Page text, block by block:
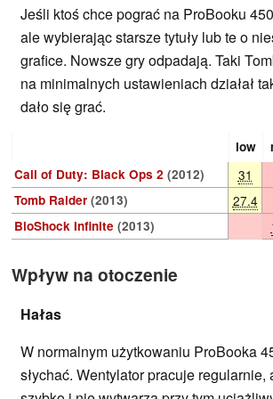
Jeśli ktoś chce pograć na ProBooku
ale wybierając starsze tytuły lub te o
grafice. Nowsze gry odpadają. Taki
na minimalnych ustawieniach działał
dało się grać.
low
Call of Duty: Black Ops 2 (2012) 31
Tomb Raider (2013) 27.4
BioShock Infinite (2013)
Wpływ na otoczenie
Hałas
W normalnym użytkowaniu ProBooka
słychać. Wentylator pracuje regularnie,